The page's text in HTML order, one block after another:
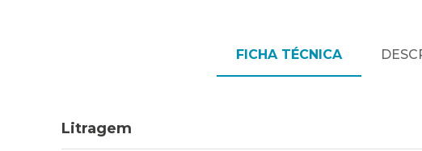
FICHA TÉCNICA
Litragem